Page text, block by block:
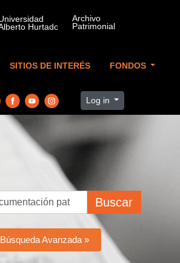
SITIOS DE INTERÉS FONDOS
Log in
Buscar
Búsqueda Avanzada »